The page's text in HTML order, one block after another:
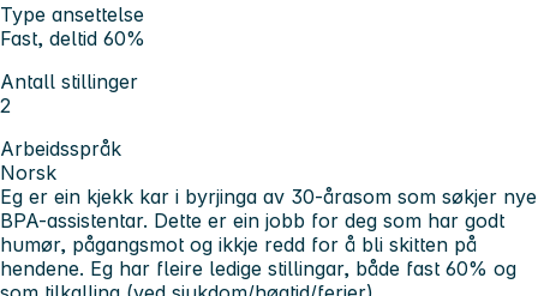
Type ansettelse
Fast, deltid 60%
Antall stillinger
2
Arbeidsspråk
Norsk
Eg er ein kjekk kar i byrjinga av 30-årasom som søkjer nye
BPA-assistentar. Dette er ein jobb for deg som har godt
humør, pågangsmot og ikkje redd for å bli skitten på
hendene. Eg har fleire ledige stillingar, både fast 60% og